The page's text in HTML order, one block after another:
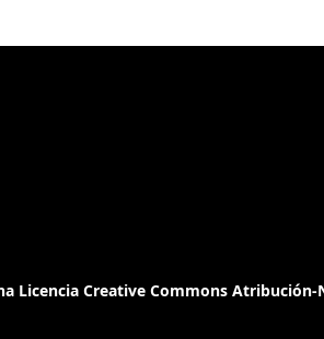
Licencia Creative Commons